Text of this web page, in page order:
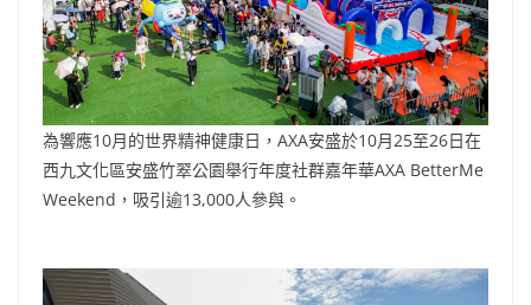
為響應10月的世界精神健康日，AXA安盛於10月25至26日在
西九文化區安盛竹翠公園舉行年度社群嘉年華AXA BetterMe
Weekend，吸引逾13,000人參與。